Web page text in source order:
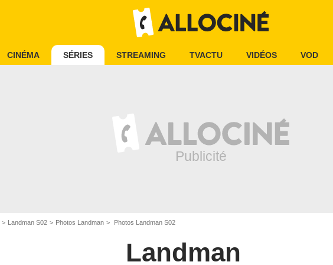
CINÉMA SÉRIES STREAMING TVACTU VIDÉOS VOD
Landman S02 Photos Landman Photos Landman S02
Landman